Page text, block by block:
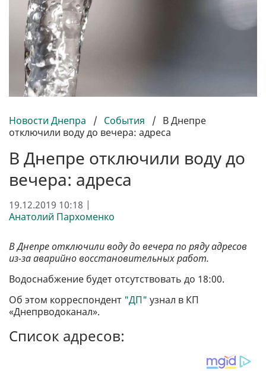
Новости Днепра / События / В Днепре
отключили воду до вечера: адреса
В Днепре отключили воду до
вечера: адреса
19.12.2019 10:18 |
Анатолий Пархоменко
В Днепре отключили воду до вечера по ряду адресов
из-за аварийно восстановительных работ.
Водоснабжение будет отсутствовать до 18:00.
Об этом корреспондент "ДП" узнал в КП
«Днепрводоканал».
Список адресов: